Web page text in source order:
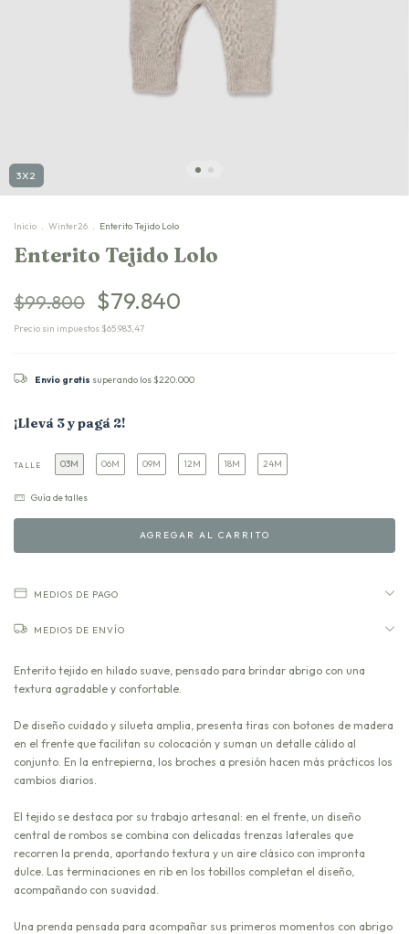
3X2
Inicio Winter26 Enterito Tejido Lolo
Enterito Tejido Lolo
$99.800 $79.840
Precio sin impuestos $65.983,47
Envío gratis superando los $220.000
¡Llevá 3 y pagá 2!
TALLE 03M 06M 09M 12M 18M 24M
Guía de talles
MEDIOS DE PAGO
MEDIOS DE ENVÍO
Enterito tejido en hilado suave, pensado para brindar abrigo con una
textura agradable y confortable.
De diseño cuidado y silueta amplia, presenta tiras con botones de madera
en el frente que facilitan su colocación y suman un detalle cálido al
conjunto. En la entrepierna, los broches a presión hacen más prácticos los
cambios diarios.
El tejido se destaca por su trabajo artesanal: en el frente, un diseño
central de rombos se combina con delicadas trenzas laterales que
recorren la prenda, aportando textura y un aire clásico con impronta
dulce. Las terminaciones en rib en los tobillos completan el diseño,
acompañando con suavidad.
Una prenda pensada para acompañar sus primeros momentos con abrigo